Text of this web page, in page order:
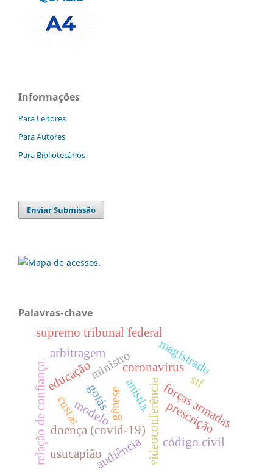
Informações
Para Leitores
Para Autores
Para Bibliotecários
Enviar Submissão
Palavras-chave
stf
videoconferência
coronavírus
doença (covid-19) forças armadas
prescrição
magistrado
ministro
supremo tribunal federal
modelogênese
audiência
relação de confiança. anistia.
goiás
usucapião
arbitragem
custas
código civil
educação